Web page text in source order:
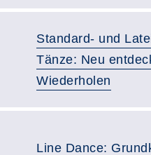
Standard- und
Tänze: Neu
Wiederholen
Line Dance: